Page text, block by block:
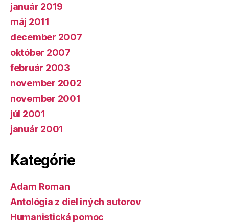
január 2019
máj 2011
december 2007
október 2007
február 2003
november 2002
november 2001
júl 2001
január 2001
Kategórie
Adam Roman
Antológia z diel iných autorov
Humanistická pomoc